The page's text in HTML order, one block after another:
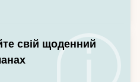
свій щоденний